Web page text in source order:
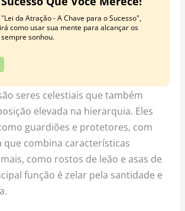
da Atração - A Chave para o Sucesso",
como usar sua mente para alcançar os
sonhou.
seres celestiais que também
elevada na hierarquia. Eles
guardiões e protetores, com
que combina características
como rostos de leão e asas de
função é zelar pela santidade e